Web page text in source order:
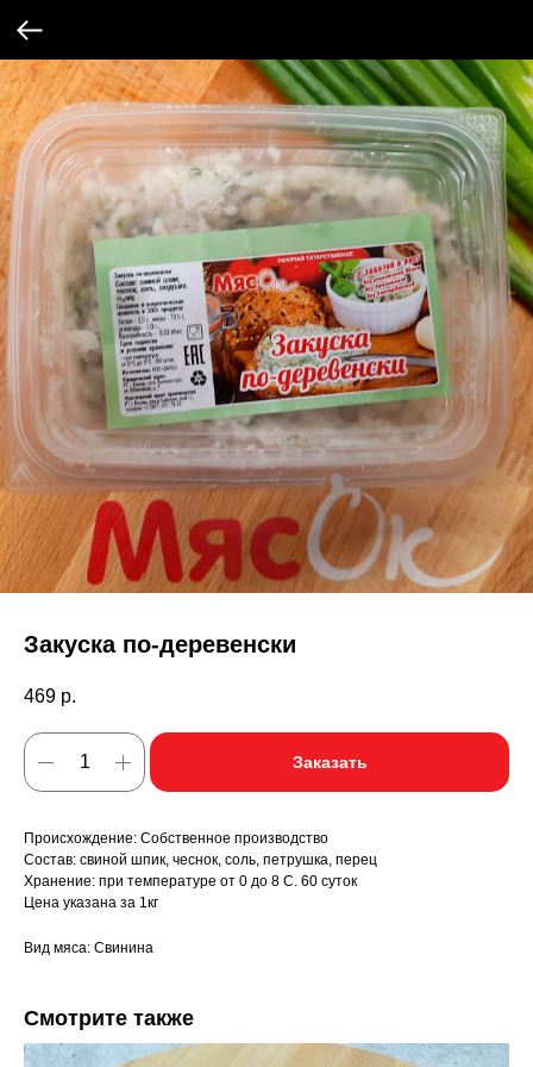
Закуска по-деревенски
469 р.
Заказать
Происхождение: Собственное производство
Состав: свиной шпик, чеснок, соль, петрушка, перец
Хранение: при температуре от 0 до 8 С. 60 суток
Цена указана за 1кг
Вид мяса: Свинина
Смотрите также